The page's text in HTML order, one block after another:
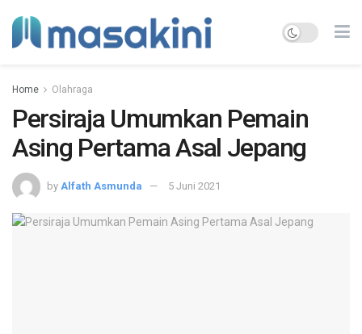
Home Olahraga
Persiraja Umumkan Pemain
Asing Pertama Asal Jepang
by Alfath Asmunda 5 Juni 2021